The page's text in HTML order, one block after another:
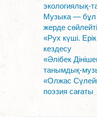
экологиялық-
Музыка — бұл
жерде
«Рух күші.
кездесу
«Әлібек
танымдық-
«Олжас
поэзия сағаты